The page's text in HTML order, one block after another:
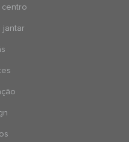
centro
jantar